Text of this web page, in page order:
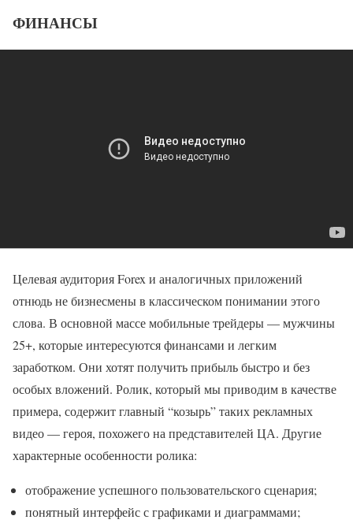
ФИНАНСЫ
Целевая аудитория Forex и аналогичных приложений
отнюдь не бизнесмены в классическом понимании этого
слова. В основной массе мобильные трейдеры — мужчины
25+, которые интересуются финансами и легким
заработком. Они хотят получить прибыль быстро и без
особых вложений. Ролик, который мы приводим в качестве
примера, содержит главный “козырь” таких рекламных
видео — героя, похожего на представителей ЦА. Другие
характерные особенности ролика:
отображение успешного пользовательского сценария;
понятный интерфейс с графиками и диаграммами;